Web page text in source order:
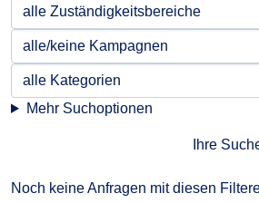
Mehr Suchoptionen
Ihre
Noch keine Anfragen mit diesen